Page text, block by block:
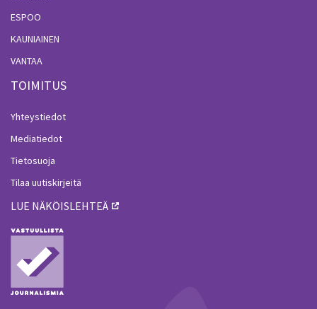
ESPOO
KAUNIAINEN
VANTAA
TOIMITUS
Yhteystiedot
Mediatiedot
Tietosuoja
Tilaa uutiskirjeitä
LUE NÄKÖISLEHTEÄ